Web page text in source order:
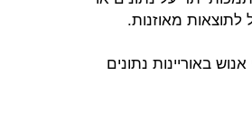
לתוצאות מאוזנות.
באוריינות נתונים